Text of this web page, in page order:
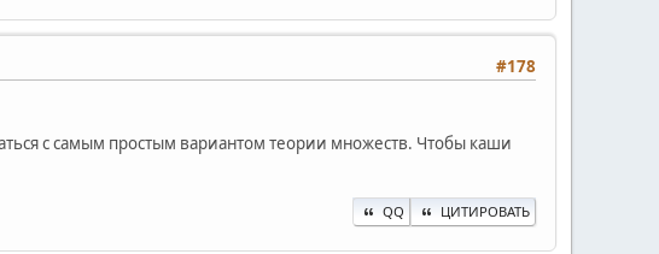
#178
с самым простым вариантом теории множеств. Чтобы каши
QQ ЦИТИРОВАТЬ